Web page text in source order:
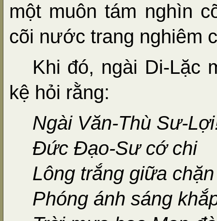
một muôn tám nghìn
cõi nước trang nghiêm
Khi đó, ngài Di-Lặc
kệ hỏi rằng:
Ngài Văn-Thù Sư-
Đức Đạo-Sư cớ chi
Lông trắng giữa
Phóng ánh sáng